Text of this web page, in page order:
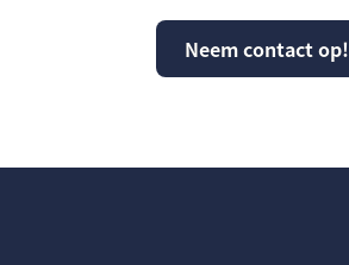
Neem contact op!